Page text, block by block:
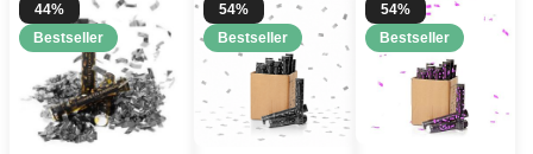
44%
Bestseller
54%
Bestseller
54%
Bestseller